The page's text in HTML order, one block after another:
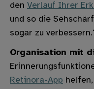
den Verlauf Ihrer
und so die
sogar zu verbessern.
Organisation mit
Retinora-App